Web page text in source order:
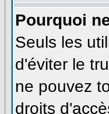
Pourquoi
Seuls les
d'éviter le
ne pouvez
droits